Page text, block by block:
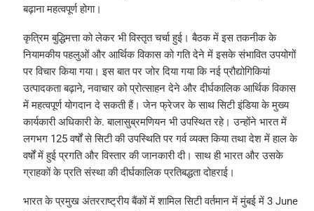
बढ़ाना महत्वपूर्ण होगा।
कृत्रिम बुद्धिमत्ता को लेकर भी विस्तृत चर्चा हुई। बैठक में इस तकनीक के
नियामकीय पहलुओं और आर्थिक विकास को गति देने में इसके संभावित उपयोगों
पर विचार किया गया। इस बात पर जोर दिया गया कि नई प्रौद्योगिकियां
उत्पादकता बढ़ाने, नवाचार को प्रोत्साहन देने और दीर्घकालिक आर्थिक विकास
में महत्वपूर्ण योगदान दे सकती हैं। जेन फ्रेजर के साथ सिटी इंडिया के मुख्य
कार्यकारी अधिकारी के. बालासुब्रमणियन भी उपस्थित रहे। उन्होंने भारत में
लगभग 125 वर्षों से सिटी की उपस्थिति पर गर्व व्यक्त किया तथा देश में हाल के
वर्षों में हुई प्रगति और विस्तार की जानकारी दी। साथ ही भारत और उसके
ग्राहकों के प्रति संस्था की दीर्घकालिक प्रतिबद्धता दोहराई।
भारत के प्रमुख अंतरराष्ट्रीय बैंकों में शामिल सिटी वर्तमान में मुंबई में 3 June